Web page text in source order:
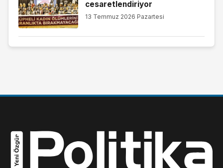
cesaretlendiriyor
13 Temmuz 2026 Pazartesi